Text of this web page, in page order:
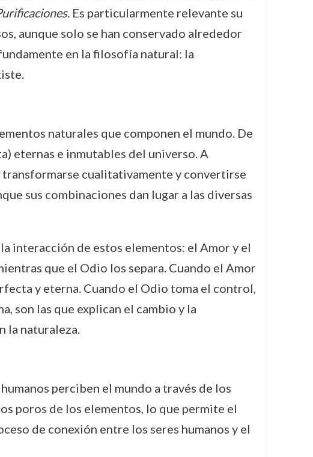
. Es particularmente relevante su
aunque solo se han conservado alrededor
en la filosofía natural: la
naturales que componen el mundo. De
eternas e inmutables del universo. A
cualitativamente y convertirse
sus combinaciones dan lugar a las diversas
interacción de estos elementos: el Amor y el
que el Odio los separa. Cuando el Amor
y eterna. Cuando el Odio toma el control,
son las que explican el cambio y la
la naturaleza.
perciben el mundo a través de los
poros de los elementos, lo que permite el
de conexión entre los seres humanos y el